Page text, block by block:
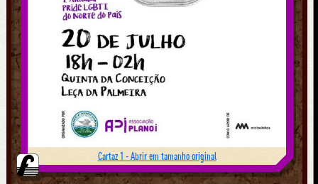
Cartaz 1 - Abrir em tamanho original